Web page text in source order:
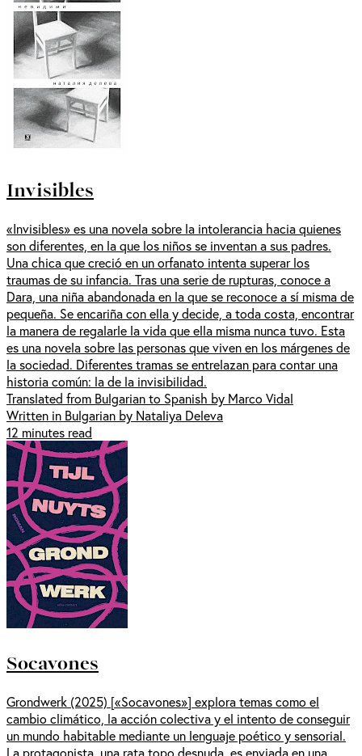
Invisibles
«Invisibles» es una novela sobre la intolerancia hacia quienes
son diferentes, en la que los niños se inventan a sus padres.
Una chica que creció en un orfanato intenta superar los
traumas de su infancia. Tras una serie de rupturas, conoce a
Dara, una niña abandonada en la que se reconoce a sí misma de
pequeña. Se encariña con ella y decide, a toda costa, encontrar
la manera de regalarle la vida que ella misma nunca tuvo. Esta
es una novela sobre las personas que viven en los márgenes de
la sociedad. Diferentes tramas se entrelazan para contar una
historia común: la de la invisibilidad.
Translated from Bulgarian to Spanish by Marco Vidal
Written in Bulgarian by Nataliya Deleva
12 minutes read
Socavones
Grondwerk (2025) [«Socavones»] explora temas como el
cambio climático, la acción colectiva y el intento de conseguir
un mundo habitable mediante un lenguaje poético y sensorial.
La protagonista, una rata topo desnuda, es enviada en una